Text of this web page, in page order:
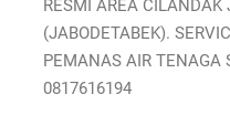
RESMI AREA CILANDAK
(JABODETABEK).
PEMANAS AIR TENAGA
0817616194